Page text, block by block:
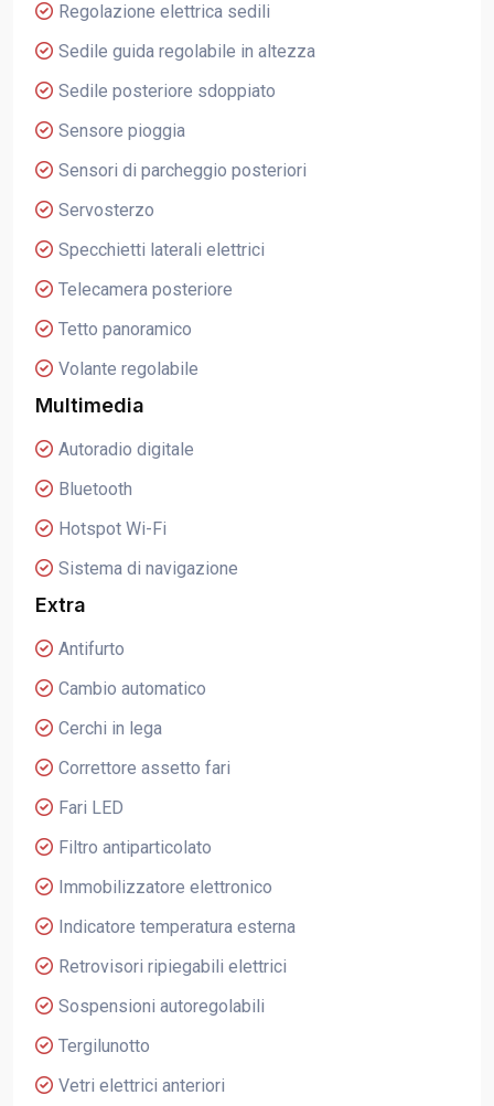
Regolazione elettrica sedili
Sedile guida regolabile in altezza
Sedile posteriore sdoppiato
Sensore pioggia
Sensori di parcheggio posteriori
Servosterzo
Specchietti laterali elettrici
Telecamera posteriore
Tetto panoramico
Volante regolabile
Multimedia
Autoradio digitale
Bluetooth
Hotspot Wi-Fi
Sistema di navigazione
Extra
Antifurto
Cambio automatico
Cerchi in lega
Correttore assetto fari
Fari LED
Filtro antiparticolato
Immobilizzatore elettronico
Indicatore temperatura esterna
Retrovisori ripiegabili elettrici
Sospensioni autoregolabili
Tergilunotto
Vetri elettrici anteriori